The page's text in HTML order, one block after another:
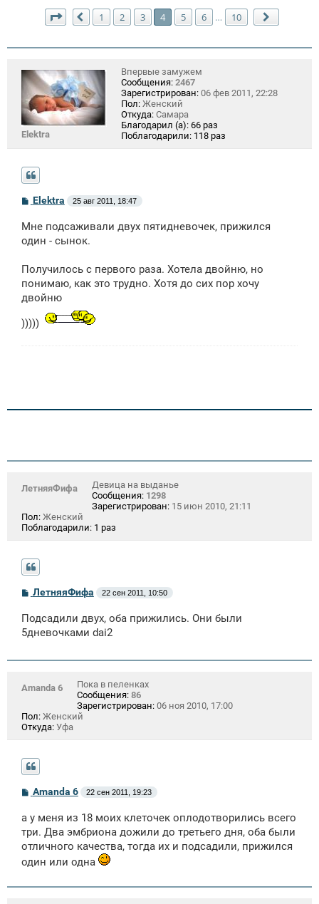
Страница из
Пред.
1 2 3 4 5 6 … 10
Elektra
Впервые замужем
Сообщения: 2467
Зарегистрирован: 06 фев 2011, 22:28
Пол: Женский
Откуда: Самара
Благодарил (а): 66 раз
Поблагодарили: 118 раз
С
б
щ
е
и
Elektra 25 авг 2011, 18:47
Мне подсаживали двух пятидневочек, прижился
один - сынок.
Получилось с первого раза. Хотела двойню, но
понимаю, как это трудно. Хотя до сих пор хочу
двойню
)))))
ЛетняяФифа
Девица на выданье
Сообщения: 1298
Зарегистрирован: 15 июн 2010, 21:11
Пол: Женский
Поблагодарили: 1 раз
С
о
б
щ
е
и
ЛетняяФифа 22 сен 2011, 10:50
Подсадили двух, оба прижились. Они были
5дневочками dai2
Amanda 6
Пока в пеленках
Сообщения: 86
Зарегистрирован: 06 ноя 2010, 17:00
Пол: Женский
Откуда: Уфа
С
о
б
щ
н
и
е
Amanda 6 22 сен 2011, 19:23
а у меня из 18 моих клеточек оплодотворились всего
три. Два эмбриона дожили до третьего дня, оба были
отличного качества, тогда их и подсадили, прижился
один или одна